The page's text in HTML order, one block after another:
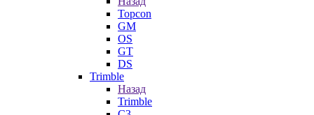
Topcon
GM
OS
GT
DS
Trimble
Назад
Trimble